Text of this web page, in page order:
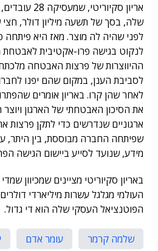
אריון
שלה, בסך של תשעה מיליון דולר,
לפני שהיה לה מוצר. מאז היא פיתחה
לנקוט בגישה פרו-אקטיבית לאבטחת
ההיווצרות של פרצות האבטחה
לסביבת הענן, במקום שהם יפנו
לאחר שהן קרו. באריון אומרים
את הסיכון האבטחתי של הארגון
ארגוניים שנדרשים כדי לתקן פרצות
מידע, שנועד לסייע ביישום הגישה
באריון סקיוריטי מציינים שמכיוון
העולמי מגלגל עשרות מיליארדי
הפוטנציאל העסקי שלה הוא די גדול.
שלמה קרמר עומר אדם